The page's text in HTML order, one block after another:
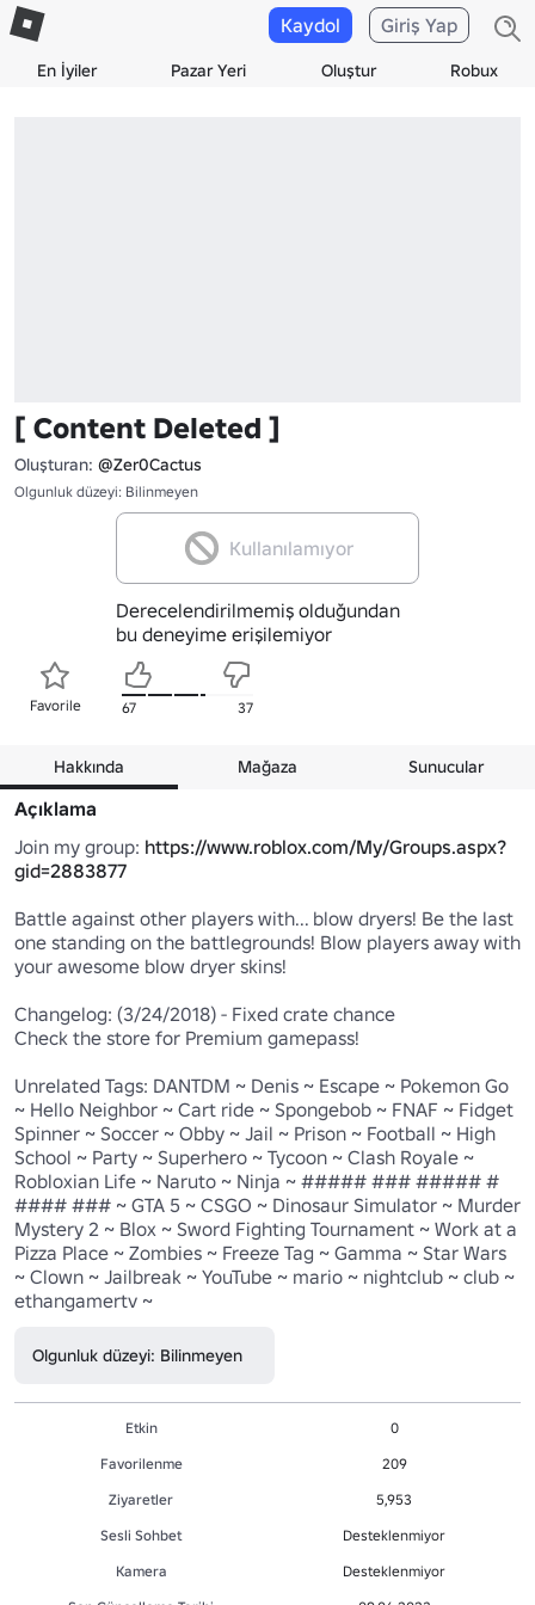
En İyiler Pazar Yeri Oluştur Robux
Kaydol Giriş Yap
[ Content Deleted ]
Oluşturan: @Zer0Cactus
Olgunluk düzeyi: Bilinmeyen
Kullanılamıyor
Derecelendirilmemiş olduğundan
bu deneyime erişilemiyor
Favorile 67 37
Hakkında Mağaza Sunucular
Açıklama
Join my group: https://www.roblox.com/My/Groups.aspx?
gid=2883877
Battle against other players with... blow dryers! Be the last
one standing on the battlegrounds! Blow players away with
your awesome blow dryer skins!
Changelog: (3/24/2018) - Fixed crate chance
Check the store for Premium gamepass!
Unrelated Tags: DANTDM ~ Denis ~ Escape ~ Pokemon Go
~ Hello Neighbor ~ Cart ride ~ Spongebob ~ FNAF ~ Fidget
Spinner ~ Soccer ~ Obby ~ Jail ~ Prison ~ Football ~ High
School ~ Party ~ Superhero ~ Tycoon ~ Clash Royale ~
Robloxian Life ~ Naruto ~ Ninja ~ ##### ### ##### #
#### ### ~ GTA 5 ~ CSGO ~ Dinosaur Simulator ~ Murder
Mystery 2 ~ Blox ~ Sword Fighting Tournament ~ Work at a
Pizza Place ~ Zombies ~ Freeze Tag ~ Gamma ~ Star Wars
~ Clown ~ Jailbreak ~ YouTube ~ mario ~ nightclub ~ club ~
ethangamertv ~
Olgunluk düzeyi: Bilinmeyen
Etkin
0
Favorilenme
209
Ziyaretler
5,953
Sesli Sohbet
Desteklenmiyor
Kamera
Desteklenmiyor